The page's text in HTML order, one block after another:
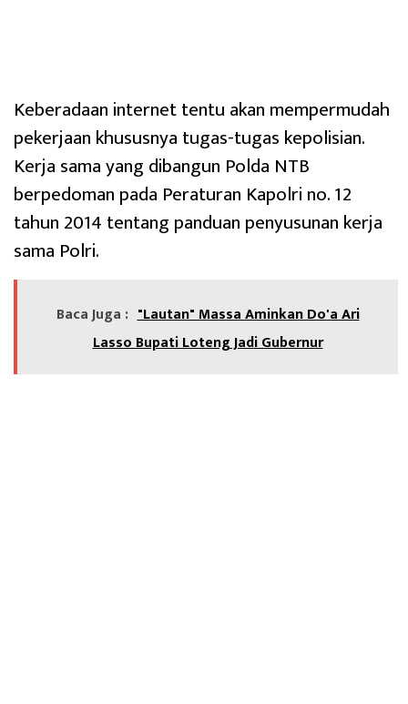
Keberadaan internet tentu akan mempermudah
pekerjaan khususnya tugas-tugas kepolisian.
Kerja sama yang dibangun Polda NTB
berpedoman pada Peraturan Kapolri no. 12
tahun 2014 tentang panduan penyusunan kerja
sama Polri.
Baca Juga : "Lautan" Massa Aminkan Do'a Ari
Lasso Bupati Loteng Jadi Gubernur